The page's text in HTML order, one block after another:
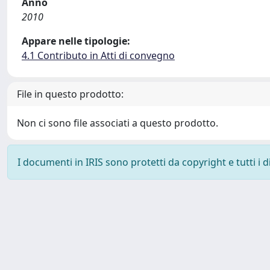
2010
Appare nelle tipologie:
4.1 Contributo in Atti di convegno
File in questo prodotto:
Non ci sono file associati a questo prodotto.
I documenti in IRIS sono protetti da copyright e tutti i